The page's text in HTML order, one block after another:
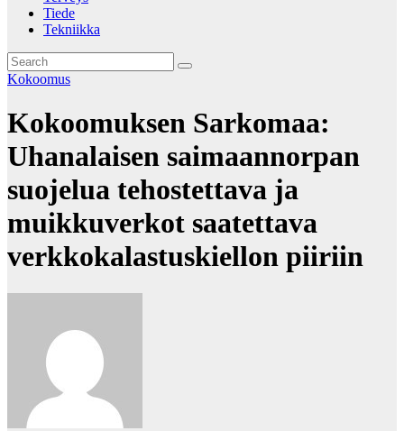
Tiede
Tekniikka
Kokoomus
Kokoomuksen Sarkomaa:
Uhanalaisen saimaannorpan
suojelua tehostettava ja
muikkuverkot saatettava
verkkokalastuskiellon piiriin